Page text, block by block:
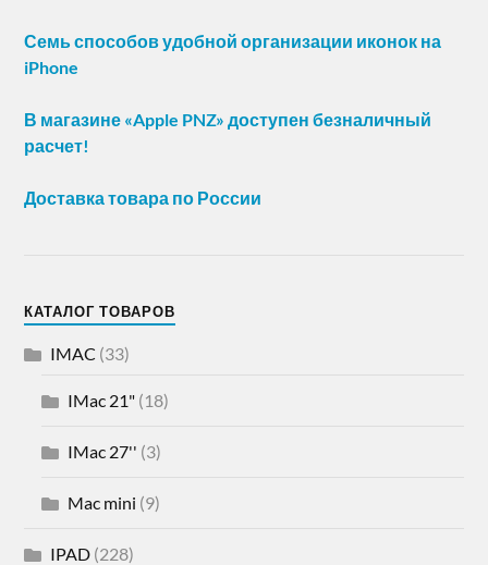
Семь способов удобной организации иконок на
iPhone
В магазине «Apple PNZ» доступен безналичный
расчет!
Доставка товара по России
КАТАЛОГ ТОВАРОВ
IMAC (33)
IMac 21" (18)
IMac 27'' (3)
Mac mini (9)
IPAD (228)